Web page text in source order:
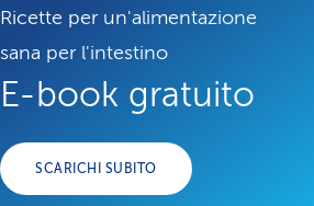
Ricette per un'alimen­ta­zio­ne
sana per l'intestino
E-book gratuito
SCARICHI SUBITO